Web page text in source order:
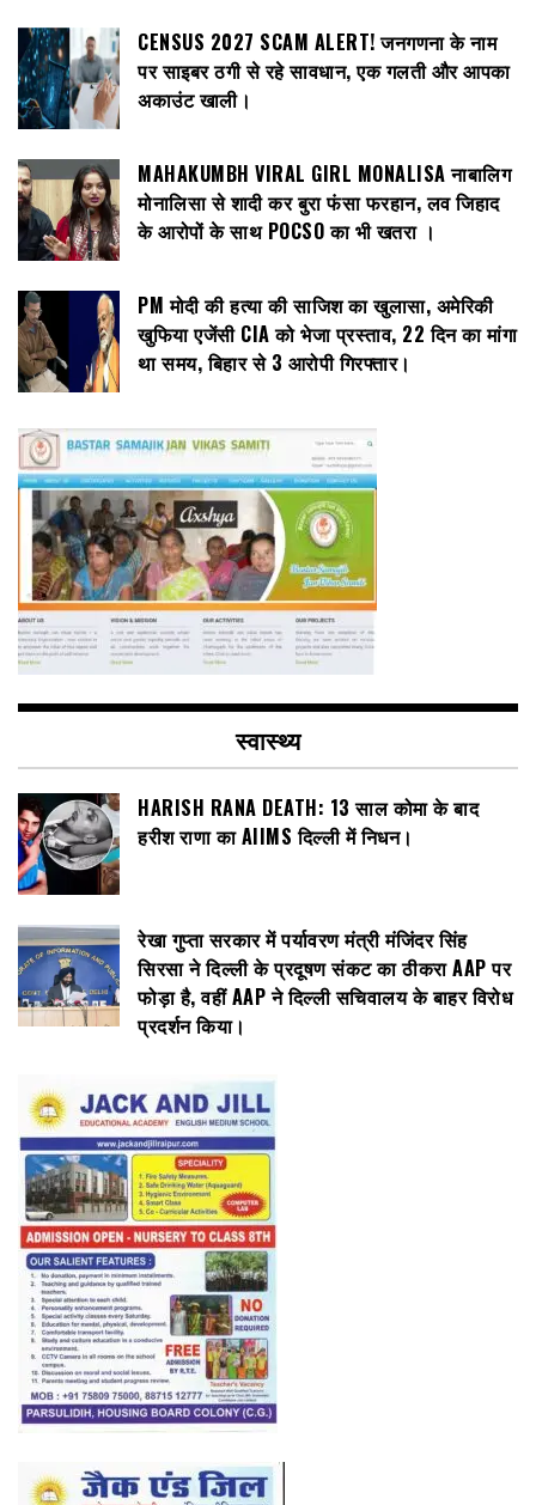
CENSUS 2027 SCAM ALERT! जनगणना के नाम
पर साइबर ठगी से रहे सावधान, एक गलती और आपका
अकाउंट खाली।
MAHAKUMBH VIRAL GIRL MONALISA नाबालिग
मोनालिसा से शादी कर बुरा फंसा फरहान, लव जिहाद
के आरोपों के साथ POCSO का भी खतरा ।
PM मोदी की हत्या की साजिश का खुलासा, अमेरिकी
खुफिया एजेंसी CIA को भेजा प्रस्ताव, 22 दिन का मांगा
था समय, बिहार से 3 आरोपी गिरफ्तार।
स्वास्थ्य
HARISH RANA DEATH: 13 साल कोमा के बाद
हरीश राणा का AIIMS दिल्ली में निधन।
रेखा गुप्ता सरकार में पर्यावरण मंत्री मंजिंदर सिंह
सिरसा ने दिल्ली के प्रदूषण संकट का ठीकरा AAP पर
फोड़ा है, वहीं AAP ने दिल्ली सचिवालय के बाहर विरोध
प्रदर्शन किया।